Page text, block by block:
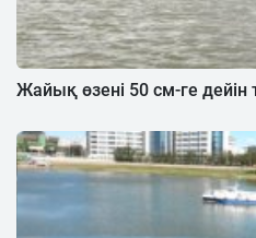
Жайық өзені 50 см-ге дейін